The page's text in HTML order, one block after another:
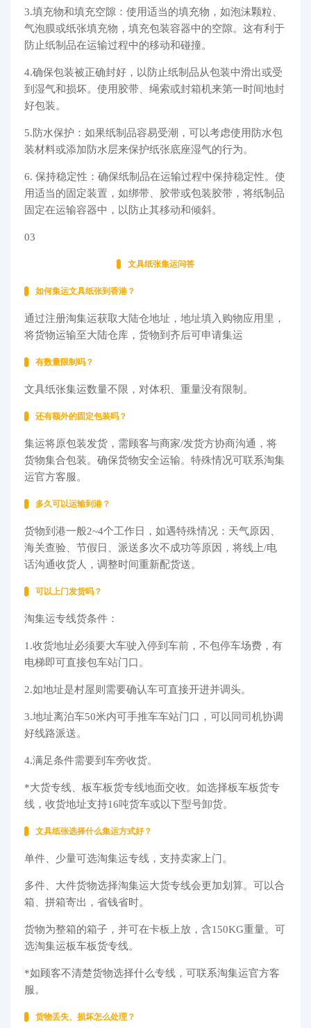
3.填充物和填充空隙：使用适当的填充物，如泡沫颗粒、
气泡膜或纸张填充物，填充包装容器中的空隙。这有利于
防止纸制品在运输过程中的移动和碰撞。
4.确保包装被正确封好，以防止纸制品从包装中滑出或受
到湿气和损坏。使用胶带、绳索或封箱机来第一时间地封
好包装。
5.防水保护：如果纸制品容易受潮，可以考虑使用防水包
装材料或添加防水层来保护纸张底座湿气的行为。
6. 保持稳定性：确保纸制品在运输过程中保持稳定性。使
用适当的固定装置，如绑带、胶带或包装胶带，将纸制品
固定在运输容器中，以防止其移动和倾斜。
03
文具纸张集运问答
如何集运文具纸张到香港？
通过注册淘集运获取大陆仓地址，地址填入购物应用里，
将货物运输至大陆仓库，货物到齐后可申请集运
有数量限制吗？
文具纸张集运数量不限，对体积、重量没有限制。
还有额外的固定包装吗？
集运将原包装发货，需顾客与商家/发货方协商沟通，将
货物集合包装。确保货物安全运输。特殊情况可联系淘集
运官方客服。
多久可以运输到港？
货物到港一般2~4个工作日，如遇特殊情况：天气原因、
海关查验、节假日、派送多次不成功等原因，将线上/电
话沟通收货人，调整时间重新配货送。
可以上门发货吗？
淘集运专线货条件：
1.收货地址必须要大车驶入停到车前，不包停车场费，有
电梯即可直接包车站门口。
2.如地址是村屋则需要确认车可直接开进并调头。
3.地址离泊车50米内可手推车车站门口，可以同司机协调
好线路派送。
4.满足条件需要到车旁收货。
*大货专线、板车板货专线地面交收。如选择板车板货专
线，收货地址支持16吨货车或以下型号卸货。
文具纸张选择什么集运方式好？
单件、少量可选淘集运专线，支持卖家上门。
多件、大件货物选择淘集运大货专线会更加划算。可以合
箱、拼箱寄出，省钱省时。
货物为整箱的箱子，并可在卡板上放，含150KG重量。可
选淘集运板车板货专线。
*如顾客不清楚货物选择什么专线，可联系淘集运官方客
服。
货物丢失、损坏怎么处理？